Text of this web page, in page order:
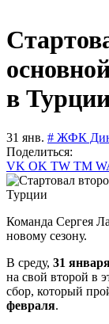
в
31 янв. # ЖФК
Поделиться:
VK OK TW TM
Команда Сергея
новому сезону.
В среду, 31
на свой второй в
сбор, который
февраля.